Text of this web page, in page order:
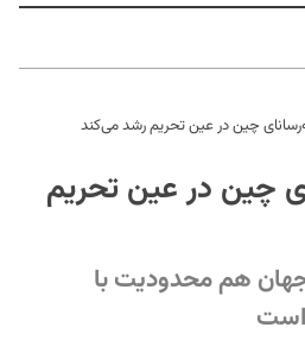
چین در عین تحریم‌ رشد می‌کند
چین در عین تحریم‌
جهان هم محدودیت با
است